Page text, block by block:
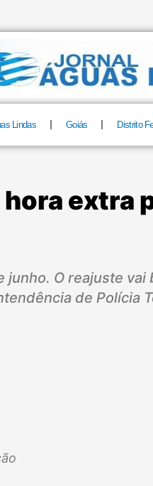
Lindas Goiás Distrito
extra
junho. O reajuste vai
de Polícia